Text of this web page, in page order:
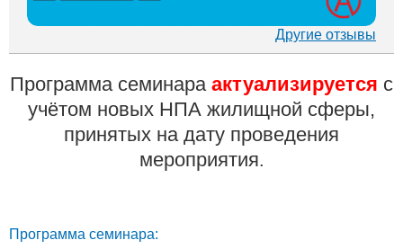
Другие отзывы
Программа семинара актуализируется с
учётом новых НПА жилищной сферы,
принятых на дату проведения
мероприятия.
Программа семинара: